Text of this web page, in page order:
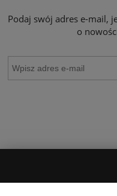
Podaj swój adres e-mail,
o